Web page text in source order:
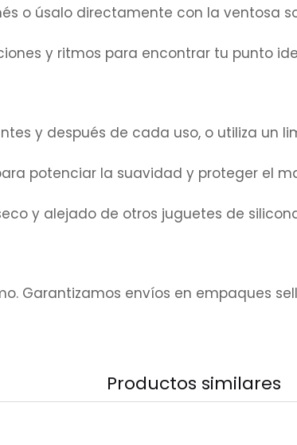
o úsalo directamente con la ventosa
y ritmos para encontrar tu punto
y después de cada uso, o utiliza un
potenciar la suavidad y proteger el
y alejado de otros juguetes de
Garantizamos envíos en empaques
Productos similares